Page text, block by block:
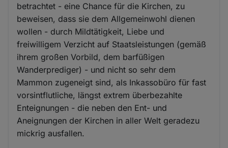
betrachtet - eine Chance für die Kirchen, zu
beweisen, dass sie dem Allgemeinwohl dienen
wollen - durch Mildtätigkeit, Liebe und
freiwilligem Verzicht auf Staatsleistungen (gemäß
ihrem großen Vorbild, dem barfüßigen
Wanderprediger) - und nicht so sehr dem
Mammon zugeneigt sind, als Inkassobüro für fast
vorsintflutliche, längst extrem überbezahlte
Enteignungen - die neben den Ent- und
Aneignungen der Kirchen in aller Welt geradezu
mickrig ausfallen.